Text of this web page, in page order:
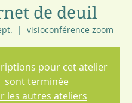
de deuil
  |
visioconférence zoom
pour cet atelier
sont terminée
les autres ateliers